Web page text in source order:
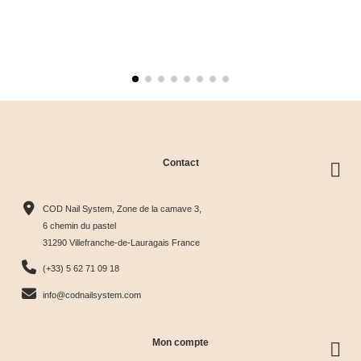
Contact
COD Nail System, Zone de la camave 3,
6 chemin du pastel
31290 Villefranche-de-Lauragais France
(+33) 5 62 71 09 18
info@codnailsystem.com
Mon compte